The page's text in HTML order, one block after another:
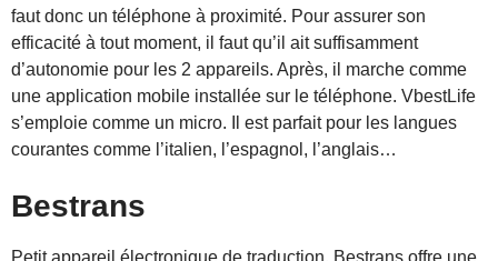
faut donc un téléphone à proximité. Pour assurer son
efficacité à tout moment, il faut qu’il ait suffisamment
d’autonomie pour les 2 appareils. Après, il marche comme
une application mobile installée sur le téléphone. VbestLife
s’emploie comme un micro. Il est parfait pour les langues
courantes comme l’italien, l’espagnol, l’anglais…
Bestrans
Petit appareil électronique de traduction, Bestrans offre une